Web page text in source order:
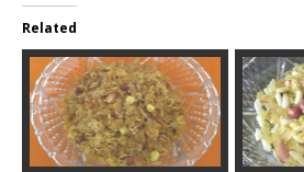
Related